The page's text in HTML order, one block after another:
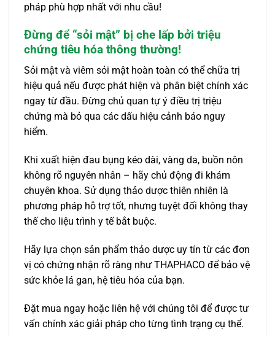
pháp phù hợp nhất với nhu cầu!
Đừng để “sỏi mật” bị che lấp bởi triệu
chứng tiêu hóa thông thường!
Sỏi mật và viêm sỏi mật hoàn toàn có thể chữa trị
hiệu quả nếu được phát hiện và phân biệt chính xác
ngay từ đầu. Đừng chủ quan tự ý điều trị triệu
chứng mà bỏ qua các dấu hiệu cảnh báo nguy
hiểm.
Khi xuất hiện đau bụng kéo dài, vàng da, buồn nôn
không rõ nguyên nhân – hãy chủ động đi khám
chuyên khoa. Sử dụng thảo dược thiên nhiên là
phương pháp hỗ trợ tốt, nhưng tuyệt đối không thay
thế cho liệu trình y tế bắt buộc.
Hãy lựa chọn sản phẩm thảo dược uy tín từ các đơn
vị có chứng nhận rõ ràng như THAPHACO để bảo vệ
sức khỏe lá gan, hệ tiêu hóa của bạn.
Đặt mua ngay hoặc liên hệ với chúng tôi để được tư
vấn chính xác giải pháp cho từng tình trạng cụ thể.